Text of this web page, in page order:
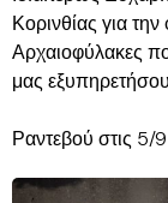
Κορινθίας για την
Αρχαιοφύλακες
μας
Ραντεβού στις